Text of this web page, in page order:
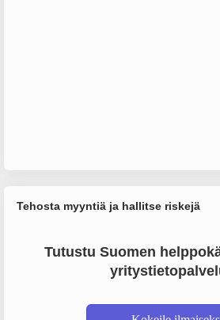
Tehosta myyntiä ja hallitse riskejä
Tutustu Suomen